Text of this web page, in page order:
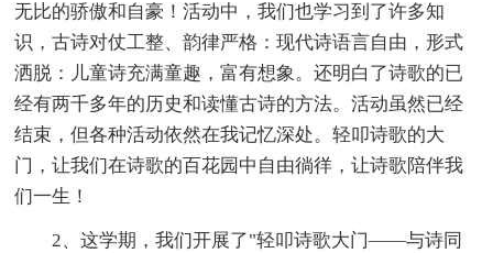
无比的骄傲和自豪！活动中，我们也学习到了许多知
识，古诗对仗工整、韵律严格：现代诗语言自由，形式
洒脱：儿童诗充满童趣，富有想象。还明白了诗歌的已
经有两千多年的历史和读懂古诗的方法。活动虽然已经
结束，但各种活动依然在我记忆深处。轻叩诗歌的大
门，让我们在诗歌的百花园中自由徜徉，让诗歌陪伴我
们一生！
2、这学期，我们开展了"轻叩诗歌大门——与诗同